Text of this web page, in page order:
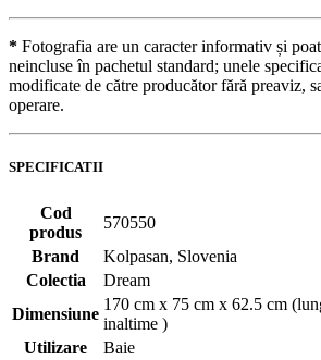
* Fotografia are un caracter informativ și
neincluse în pachetul standard; unele
modificate de către producător fără preaviz,
operare.
SPECIFICATII
Cod
produs
570550
Brand
Kolpasan, Slovenia
Colectia
Dream
Dimensiune
170 cm x 75 cm x 62.5 cm
inaltime )
Utilizare
Baie